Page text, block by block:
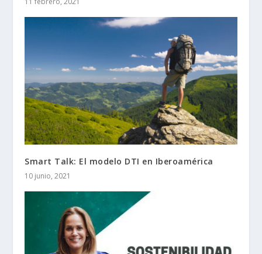
Smart Talk: El modelo DTI en Iberoamérica
10 junio, 2021